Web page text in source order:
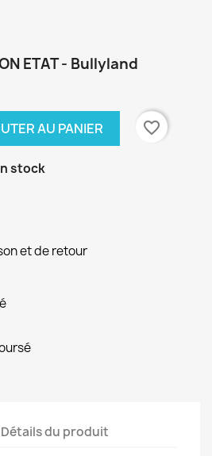
ETAT - Bullyland
AU PANIER favorite_border
stock
et de retour
Détails du produit